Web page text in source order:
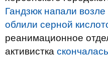
Гандзюк напали
облили серной
реанимационное
активистка